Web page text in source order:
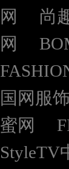
网
尚
网
国网服
蜜网
StyleTV